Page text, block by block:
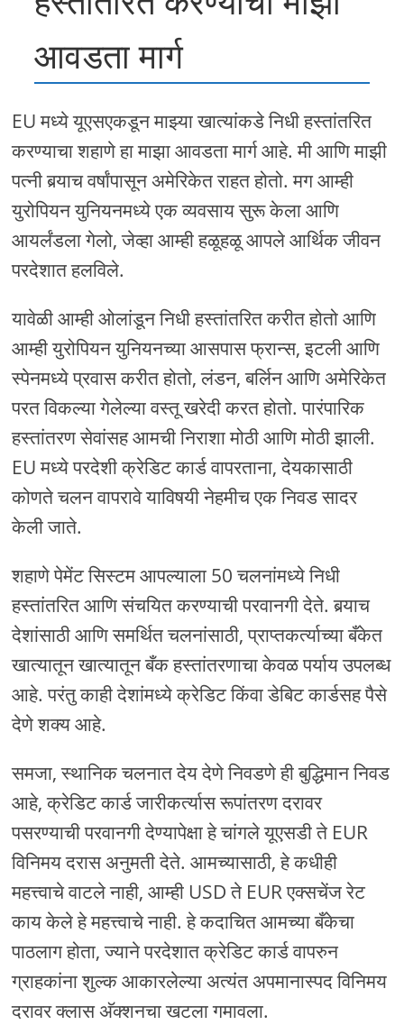
आवडता मार्ग
EU मध्ये यूएसएकडून माझ्या खात्यांकडे निधी हस्तांतरित
करण्याचा शहाणे हा माझा आवडता मार्ग आहे. मी आणि माझी
पत्नी बर्‍याच वर्षांपासून अमेरिकेत राहत होतो. मग आम्ही
युरोपियन युनियनमध्ये एक व्यवसाय सुरू केला आणि
आयर्लंडला गेलो, जेव्हा आम्ही हळूहळू आपले आर्थिक जीवन
परदेशात हलविले.
यावेळी आम्ही ओलांडून निधी हस्तांतरित करीत होतो आणि
आम्ही युरोपियन युनियनच्या आसपास फ्रान्स, इटली आणि
स्पेनमध्ये प्रवास करीत होतो, लंडन, बर्लिन आणि अमेरिकेत
परत विकल्या गेलेल्या वस्तू खरेदी करत होतो. पारंपारिक
हस्तांतरण सेवांसह आमची निराशा मोठी आणि मोठी झाली.
EU मध्ये परदेशी क्रेडिट कार्ड वापरताना, देयकासाठी
कोणते चलन वापरावे याविषयी नेहमीच एक निवड सादर
केली जाते.
शहाणे पेमेंट सिस्टम आपल्याला 50 चलनांमध्ये निधी
हस्तांतरित आणि संचयित करण्याची परवानगी देते. बर्‍याच
देशांसाठी आणि समर्थित चलनांसाठी, प्राप्तकर्त्याच्या बँकेत
खात्यातून खात्यातून बँक हस्तांतरणाचा केवळ पर्याय उपलब्ध
आहे. परंतु काही देशांमध्ये क्रेडिट किंवा डेबिट कार्डसह पैसे
देणे शक्य आहे.
समजा, स्थानिक चलनात देय देणे निवडणे ही बुद्धिमान निवड
आहे, क्रेडिट कार्ड जारीकर्त्यास रूपांतरण दरावर
पसरण्याची परवानगी देण्यापेक्षा हे चांगले यूएसडी ते EUR
विनिमय दरास अनुमती देते. आमच्यासाठी, हे कधीही
महत्त्वाचे वाटले नाही, आम्ही USD ते EUR एक्सचेंज रेट
काय केले हे महत्त्वाचे नाही. हे कदाचित आमच्या बँकेचा
पाठलाग होता, ज्याने परदेशात क्रेडिट कार्ड वापरुन
ग्राहकांना शुल्क आकारलेल्या अत्यंत अपमानास्पद विनिमय
दरावर क्लास अ‍ॅक्शनचा खटला गमावला.